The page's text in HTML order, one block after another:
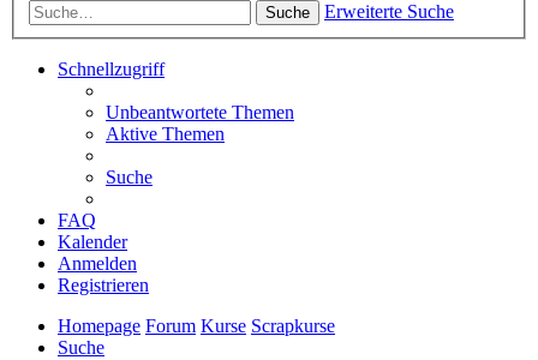
Suche Erweiterte Suche
Schnellzugriff
Unbeantwortete Themen
Aktive Themen
Suche
FAQ
Kalender
Anmelden
Registrieren
Homepage Forum Kurse Scrapkurse
Suche